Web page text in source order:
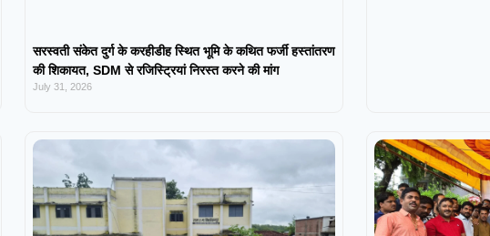
सरस्वती संकेत दुर्ग के करहीडीह स्थित भूमि के कथित फर्जी हस्तांतरण
की शिकायत, SDM से रजिस्ट्रियां निरस्त करने की मांग
July 31, 2026